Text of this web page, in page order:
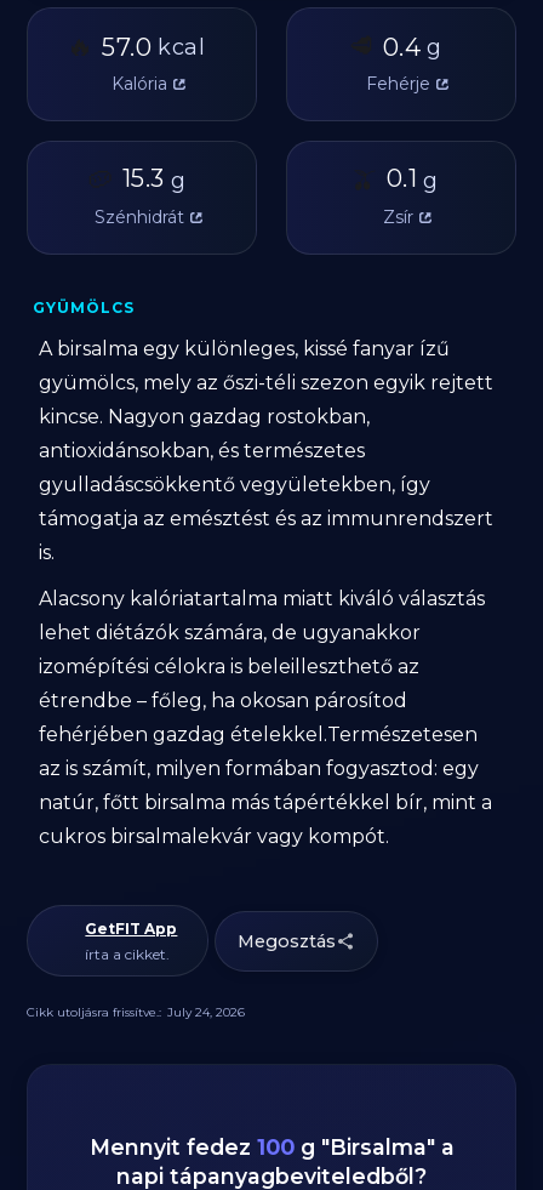
🔥 57.0 kcal
Kalória
🥩 0.4 g
Fehérje
🥔 15.3 g
Szénhidrát
🫒 0.1 g
Zsír
GYÜMÖLCS
A birsalma egy különleges, kissé fanyar ízű
gyümölcs, mely az őszi-téli szezon egyik rejtett
kincse. Nagyon gazdag rostokban,
antioxidánsokban, és természetes
gyulladáscsökkentő vegyületekben, így
támogatja az emésztést és az immunrendszert
is.
Alacsony kalóriatartalma miatt kiváló választás
lehet diétázók számára, de ugyanakkor
izomépítési célokra is beleilleszthető az
étrendbe – főleg, ha okosan párosítod
fehérjében gazdag ételekkel.Természetesen
az is számít, milyen formában fogyasztod: egy
natúr, főtt birsalma más tápértékkel bír, mint a
cukros birsalmalekvár vagy kompót.
GetFIT App
írta a cikket.
Megosztás
Cikk utoljásra frissítve.: July 24, 2026
Mennyit fedez 100 g "Birsalma" a
napi tápanyagbeviteledből?